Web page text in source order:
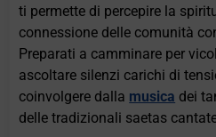
ti permette di percepire la
connessione delle comunità
Preparati a camminare per
ascoltare silenzi carichi di
coinvolgere dalla musica dei
delle tradizionali saetas